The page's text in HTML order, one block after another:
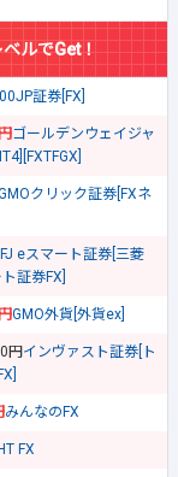
ルでGet！
証券[FX]
ゴールデンウェイジャ
クリック証券[FXネ
eスマート証券[三菱
証券FX]
GMO外貨[外貨ex]
円 インヴァスト証券[ト
みんなのFX
FX